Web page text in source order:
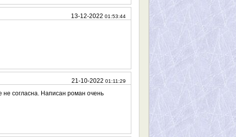
13-12-2022 01:53:44
21-10-2022 01:11:29
согласна. Написан роман очень